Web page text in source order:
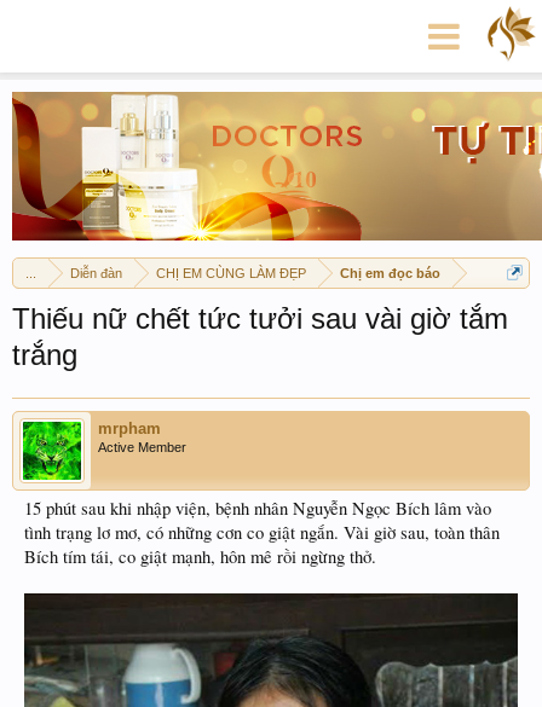
Diễn đàn CHỊ EM CÙNG LÀM ĐẸP Chị em đọc báo
Thiếu nữ chết tức tưởi sau vài giờ tắm
trắng
mrpham
Active Member
15 phút sau khi nhập viện, bệnh nhân Nguyễn Ngọc Bích lâm vào
tình trạng lơ mơ, có những cơn co giật ngắn. Vài giờ sau, toàn thân
Bích tím tái, co giật mạnh, hôn mê rồi ngừng thở.